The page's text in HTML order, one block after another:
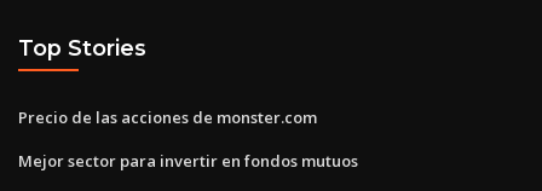
Top Stories
Precio de las acciones de monster.com
Mejor sector para invertir en fondos mutuos